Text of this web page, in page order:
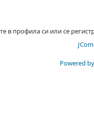
в профила си или се
Powered